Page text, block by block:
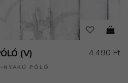
(V)
NYAKÚ PÓLÓ
4.490 Ft